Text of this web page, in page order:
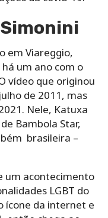
em Viareggio,
um ano com o
vídeo que originou
de 2011, mas
Nele, Katuxa
Bambola Star,
brasileira –
um acontecimento
LGBT do
ícone da internet e